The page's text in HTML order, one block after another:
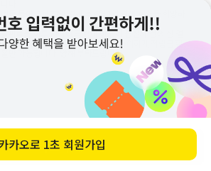
바로 구매하기
예를 들어, 5월 31일 결제 후 6월 1일 결제 취소를 희망하
실 경우,
날짜로는 하루 차이라도 월이 바뀌어 통신사 정책 상 결
제 취소가 불가능하오니, 이 경우 부득이하게 적립금 환
불만 가능합니다. 양해 부탁드립니다.
상품 Q&A 작성